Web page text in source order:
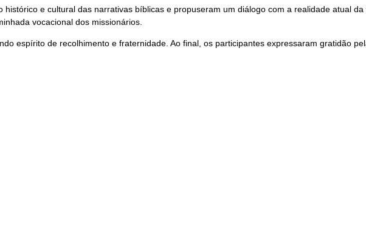
histórico e cultural das narrativas bíblicas e propuseram um diálogo com a realidade atual
vocacional dos missionários.
espírito de recolhimento e fraternidade. Ao final, os participantes expressaram gratidão